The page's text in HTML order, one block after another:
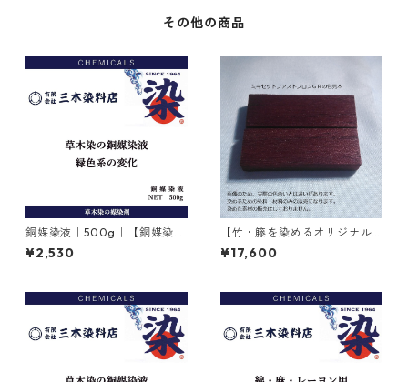
その他の商品
銅媒染液｜500g｜【銅媒染
剤】
¥2,530
【竹・籐を染めるオリジナル
染料】｜1kg｜ミキセットファ
ストブロンＧＲ（こげ茶色）
¥17,600